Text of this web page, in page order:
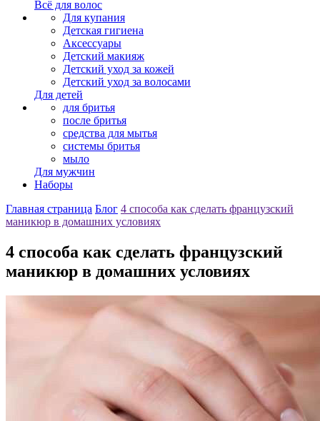
Всё для волос
Для купания
Детская гигиена
Аксессуары
Детский макияж
Детский уход за кожей
Детский уход за волосами
Для детей
для бритья
после бритья
средства для мытья
системы бритья
мыло
Для мужчин
Наборы
Главная страница Блог 4 cпособа как сделать французский
маникюр в домашних условиях
4 cпособа как сделать французский
маникюр в домашних условиях